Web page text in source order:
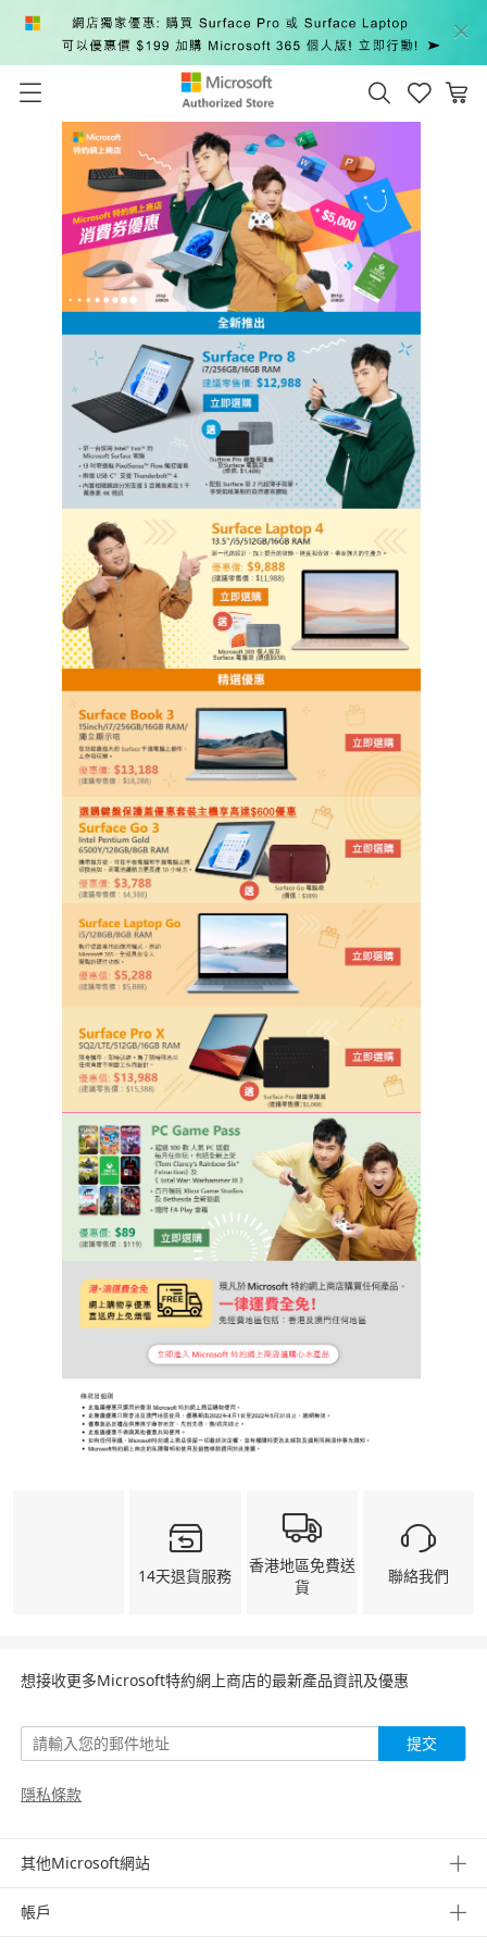
14天退貨服務
香港地區免費送
貨
聯絡我們
想接收更多Microsoft特約網上商店的最新產品資訊及優惠
提交
隱私條款
其他Microsoft網站
帳戶